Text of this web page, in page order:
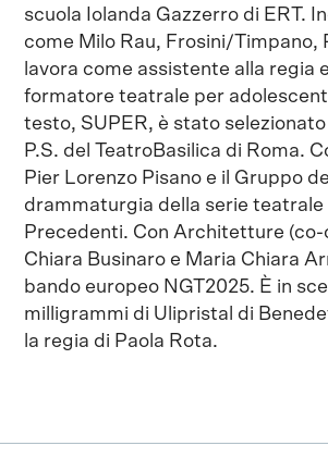
scuola Iolanda Gazzerro di ERT.
come Milo Rau, Frosini/Timpano,
lavora come assistente alla regia
formatore teatrale per
testo, SUPER, è stato
P.S. del TeatroBasilica di Roma.
Pier Lorenzo Pisano e il Gruppo
drammaturgia della serie teatrale
Precedenti. Con Architetture
Chiara Businaro e Maria Chiara
bando europeo NGT2025. È in
milligrammi di Ulipristal di
la regia di Paola Rota.